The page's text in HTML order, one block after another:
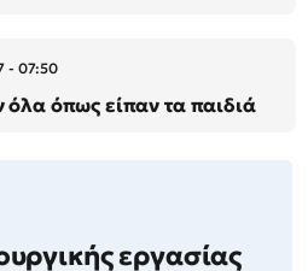
- 07:50
όλα όπως είπαν τα παιδιά
εργασίας